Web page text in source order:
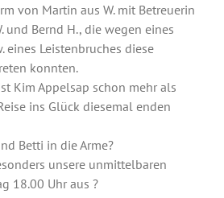
von Martin aus W. mit Betreuerin
und Bernd H., die wegen eines
eines Leistenbruches diese
konnten.
Kim Appelsap schon mehr als
ins Glück diesemal enden
Betti in die Arme?
unsere unmittelbaren
18.00 Uhr aus ?